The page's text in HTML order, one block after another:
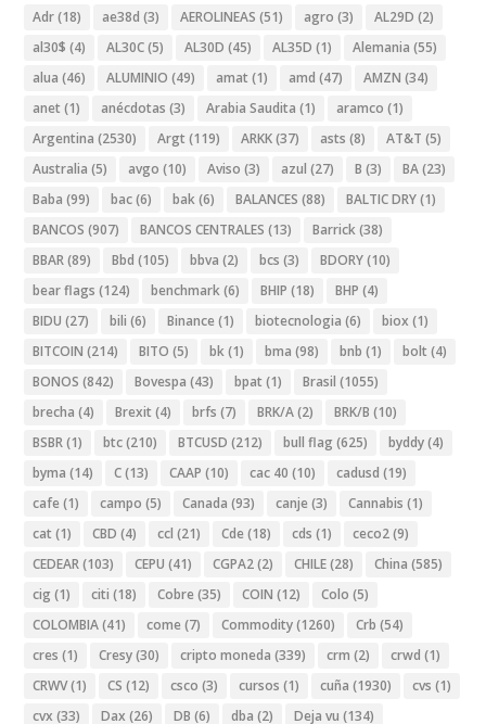
Adr(18) ae38d (3) AEROLINEAS (51) agro (3) AL29D (2)
al30$ (4) AL30C(5) AL30D (45) AL35D (1) Alemania (55)
alua (46) ALUMINIO (49) amat (1) amd (47) AMZN (34)
anet (1) anécdotas (3) Arabia Saudita (1) aramco (1)
Argentina (2530) Argt (119) ARKK(37) asts (8) AT&T (5)
Australia (5) avgo (10) Aviso (3) azul (27) B (3) BA(23)
Baba (99) bac(6) bak(6) BALANCES (88) BALTIC DRY(1)
BANCOS (907) BANCOS CENTRALES (13) Barrick(38)
BBAR(89) Bbd (105) bbva (2) bcs (3) BDORY(10)
bear flags (124) benchmark(6) BHIP (18) BHP (4)
BIDU (27) bili (6) Binance (1) biotecnologia (6) biox (1)
BITCOIN (214) BITO (5) bk(1) bma (98) bnb (1) bolt (4)
BONOS (842) Bovespa (43) bpat (1) Brasil (1055)
brecha (4) Brexit (4) brfs (7) BRK/A(2) BRK/B (10)
BSBR(1) btc(210) BTCUSD (212) bull flag (625) byddy(4)
byma (14) C(13) CAAP (10) cac 40 (10) cadusd (19)
cafe (1) campo (5) Canada (93) canje (3) Cannabis (1)
cat (1) CBD (4) ccl (21) Cde (18) cds (1) ceco2(9)
CEDEAR(103) CEPU (41) CGPA2(2) CHILE(28) China (585)
cig (1) citi (18) Cobre (35) COIN (12) Colo (5)
COLOMBIA(41) come (7) Commodity(1260) Crb (54)
cres (1) Cresy(30) cripto moneda (339) crm (2) crwd (1)
CRWV(1) CS (12) csco (3) cursos (1) cuña (1930) cvs (1)
cvx (33) Dax (26) DB (6) dba (2) Deja vu (134)